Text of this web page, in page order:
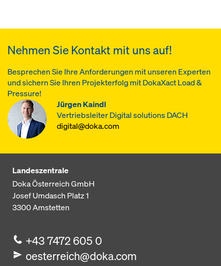
Nehmen Sie Kontakt mit uns auf!
Besprechen Sie Ihre Anforderungen mit unseren Experten
und sichern Sie Ihren Projekterfolg mit DokaXact Load &
Pressure!
Jürgen Kaindl
Vertriebsleiter Digital solutions DACH
digital@doka.com
Landeszentrale
Doka Österreich GmbH
Josef Umdasch Platz 1
3300Amstetten
+43 7472 605 0
oesterreich@doka.com